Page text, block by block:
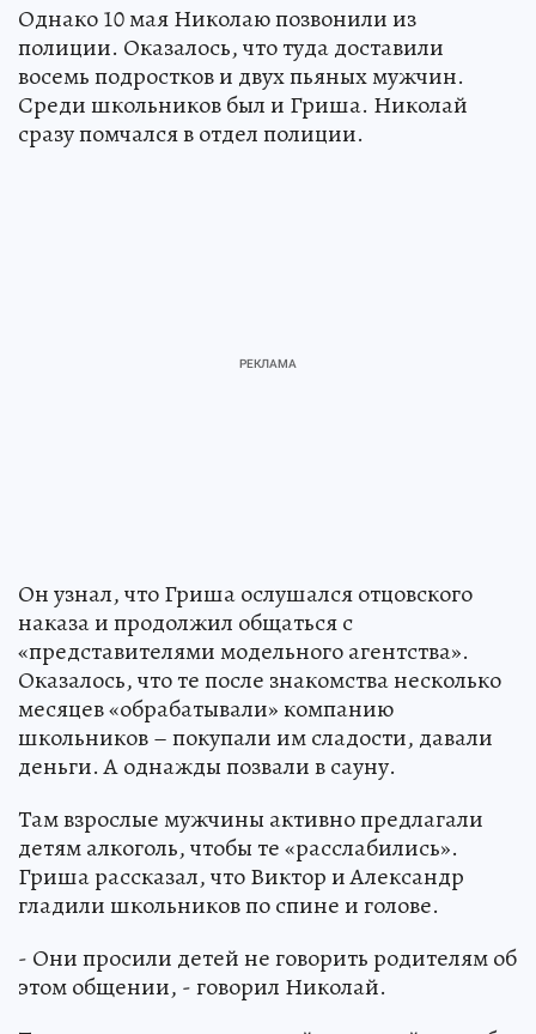
Однако 10 мая Николаю позвонили из
полиции. Оказалось, что туда доставили
восемь подростков и двух пьяных мужчин.
Среди школьников был и Гриша. Николай
сразу помчался в отдел полиции.
Он узнал, что Гриша ослушался отцовского
наказа и продолжил общаться с
«представителями модельного агентства».
Оказалось, что те после знакомства несколько
месяцев «обрабатывали» компанию
школьников – покупали им сладости, давали
деньги. А однажды позвали в сауну.
Там взрослые мужчины активно предлагали
детям алкоголь, чтобы те «расслабились».
Гриша рассказал, что Виктор и Александр
гладили школьников по спине и голове.
- Они просили детей не говорить родителям об
этом общении, - говорил Николай.